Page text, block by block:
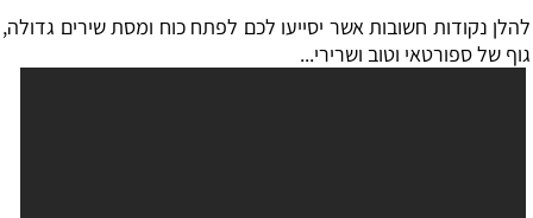
להלן נקודות חשובות אשר יסייעו לכם לפתח כוח ומסת שירים גדולה,
גוף של ספורטאי וטוב ושרירי...